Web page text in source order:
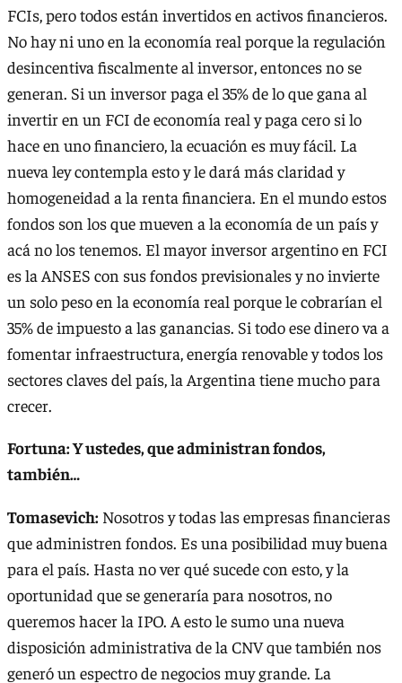
FCIs, pero todos están invertidos en activos financieros.
No hay ni uno en la economía real porque la regulación
desincentiva fiscalmente al inversor, entonces no se
generan. Si un inversor paga el 35% de lo que gana al
invertir en un FCI de economía real y paga cero si lo
hace en uno financiero, la ecuación es muy fácil. La
nueva ley contempla esto y le dará más claridad y
homogeneidad a la renta financiera. En el mundo estos
fondos son los que mueven a la economía de un país y
acá no los tenemos. El mayor inversor argentino en FCI
es la ANSES con sus fondos previsionales y no invierte
un solo peso en la economía real porque le cobrarían el
35% de impuesto a las ganancias. Si todo ese dinero va a
fomentar infraestructura, energía renovable y todos los
sectores claves del país, la Argentina tiene mucho para
crecer.
Fortuna: Y ustedes, que administran fondos,
también…
Tomasevich: Nosotros y todas las empresas financieras
que administren fondos. Es una posibilidad muy buena
para el país. Hasta no ver qué sucede con esto, y la
oportunidad que se generaría para nosotros, no
queremos hacer la IPO. A esto le sumo una nueva
disposición administrativa de la CNV que también nos
generó un espectro de negocios muy grande. La